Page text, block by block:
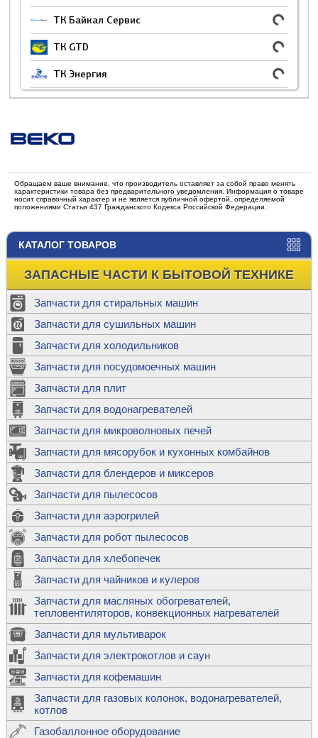
КАТАЛОГ ТОВАРОВ
ЗАПАСНЫЕ ЧАСТИ К БЫТОВОЙ ТЕХНИКЕ
Запчасти для стиральных машин
Запчасти для сушильных машин
Запчасти для холодильников
Запчасти для посудомоечных машин
Запчасти для плит
Запчасти для водонагревателей
Запчасти для микроволновых печей
Запчасти для мясорубок и кухонных комбайнов
Запчасти для блендеров и миксеров
Запчасти для пылесосов
Запчасти для аэрогрилей
Запчасти для робот пылесосов
Запчасти для хлебопечек
Запчасти для чайников и кулеров
Запчасти для масляных обогревателей,
тепловентиляторов, конвекционных нагревателей
Запчасти для мультиварок
Запчасти для электрокотлов и саун
Запчасти для кофемашин
Запчасти для газовых колонок, водонагревателей,
котлов
Газобаллонное оборудование
ТК Байкал Сервис
ТК GTD
ТК Энергия
Обращаем ваше внимание, что производитель оставляет за собой право менять
характеристики товара без предварительного уведомления. Информация о товаре
носит справочный характер и не является публичной офертой, определяемой
положениями Статьи 437 Гражданского Кодекса Российской Федерации.